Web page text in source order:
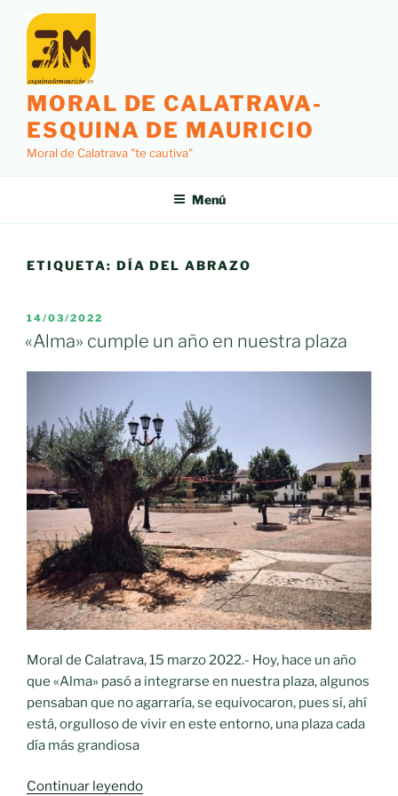
contenido
MORAL DE CALATRAVA-
ESQUINA DE MAURICIO
Moral de Calatrava "te cautiva"
Menú
ETIQUETA: DÍA DEL ABRAZO
PUBLICADO
EL
14/03/2022
«Alma» cumple un año en nuestra plaza
Moral de Calatrava, 15 marzo 2022.- Hoy, hace un año
que «Alma» pasó a integrarse en nuestra plaza, algunos
pensaban que no agarraría, se equivocaron, pues sí, ahí
está, orgulloso de vivir en este entorno, una plaza cada
día más grandiosa
Continuar leyendo««Alma»